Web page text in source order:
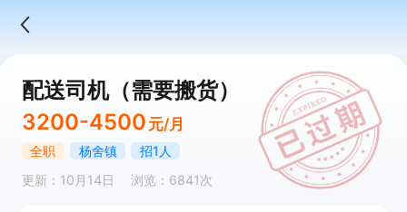
配送司机（需要搬货）
3200-4500 元/月
全职 杨舍镇
招1人
更新：10月14日
浏览：6841次